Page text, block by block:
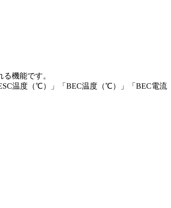
機能です。
温度（℃）」「BEC温度（℃）」「BEC電流